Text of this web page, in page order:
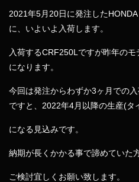
2021年5月20日に発注した
に、いよいよ入荷します。
入荷するCRF250Lですが昨年の
になります。
今回は発注からわずか3ヶ月での
ですと、2022年4月以降の生産(タ
になる見込みです。
納期が長くかかる事で諦めていた
ご検討宜しくお願い致します。